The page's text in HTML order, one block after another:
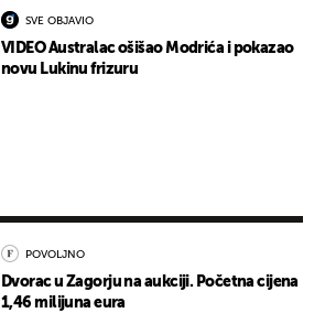
SVE OBJAVIO
VIDEO Australac ošišao Modrića i pokazao
novu Lukinu frizuru
POVOLJNO
Dvorac u Zagorju na aukciji. Početna cijena
1,46 milijuna eura